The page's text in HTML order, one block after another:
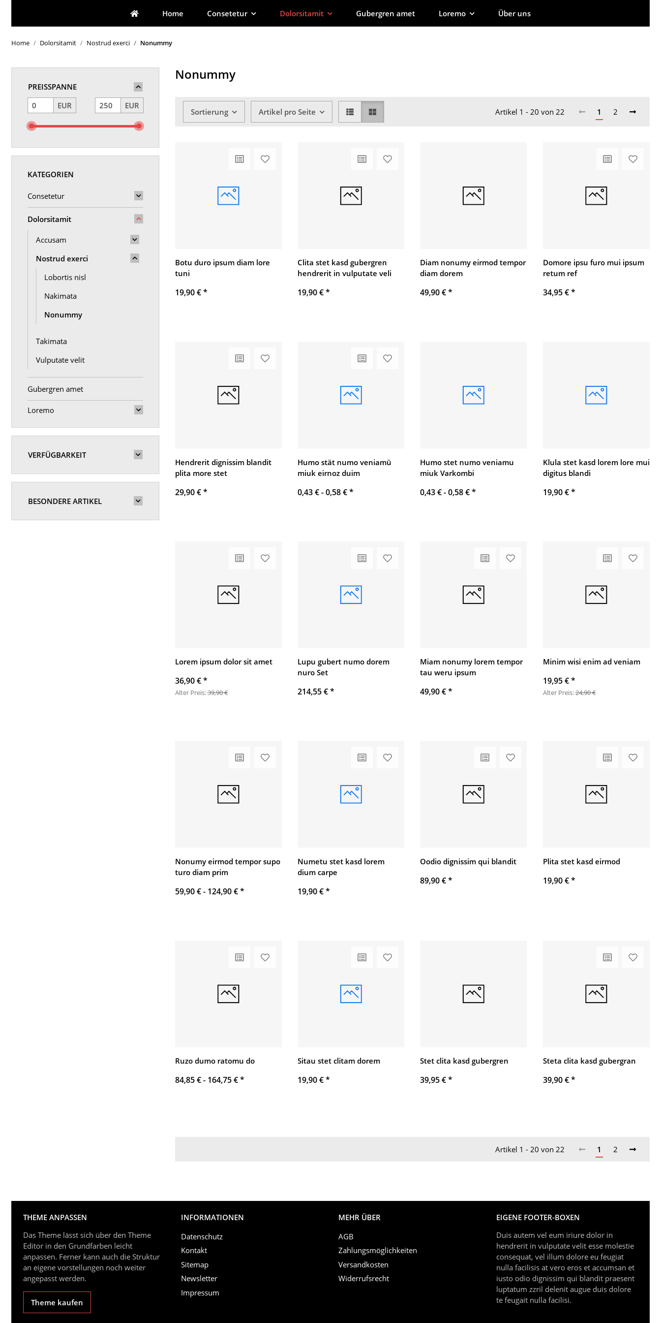
Home Consetetur Dolorsitamit Gubergren amet Loremo Über uns
Home Dolorsitamit Nostrud exerci Nonummy
Nonummy
Sortierung Artikel pro Seite Artikel 1 - 20 von 22 1 2
Botu duro ipsum diam lore
tuni
19,90 €*
Clita stet kasd gubergren
hendrerit in vulputate veli
19,90 €*
Diam nonumy eirmod tempor
diam dorem
49,90 €*
Domore ipsu furo mui ipsum
retum ref
34,95 €*
Hendrerit dignissim blandit
plita more stet
29,90 €*
Humo stät numo veniamü
miuk eirnoz duim
0,43 € -0,58 €*
Humo stet numo veniamu
miuk Varkombi
0,43 € -0,58 €*
Klula stet kasd lorem lore mui
digitus blandi
19,90 €*
Lorem ipsum dolor sit amet
36,90 €*
Alter Preis:39,90 €
Lupu gubert numo dorem
nuro Set
214,55 €*
Miam nonumy lorem tempor
tau weru ipsum
49,90 €*
Minim wisi enim ad veniam
19,95 €*
Alter Preis:24,90 €
Nonumy eirmod tempor supo
turo diam prim
59,90 € - 124,90 €*
Numetu stet kasd lorem
dium carpe
19,90 €*
Oodio dignissim qui blandit
89,90 €*
Plita stet kasd eirmod
19,90 €*
Ruzo dumo ratomu do
84,85 € - 164,75 €*
Sitau stet clitam dorem
19,90 €*
Stet clita kasd gubergren
39,95 €*
Steta clita kasd gubergran
39,90 €*
Artikel 1 - 20 von 22 1 2
PREISSPANNE
EUR
EUR
KATEGORIEN
Consetetur
Dolorsitamit
Accusam
Nostrud exerci
Lobortis nisl
Nakimata
Nonummy
Takimata
Vulputate velit
Gubergren amet
Loremo
VERFÜGBARKEIT
BESONDERE ARTIKEL
THEME ANPASSEN
Das Theme lässt sich über den Theme
Editor in den Grundfarben leicht
anpassen. Ferner kann auch die Struktur
an eigene vorstellungen noch weiter
angepasst werden.
Theme kaufen
INFORMATIONEN
Datenschutz
Kontakt
Sitemap
Newsletter
Impressum
MEHR ÜBER
AGB
Zahlungsmöglichkeiten
Versandkosten
Widerrufsrecht
EIGENE FOOTER-BOXEN
Duis autem vel eum iriure dolor in
hendrerit in vulputate velit esse molestie
consequat, vel illum dolore eu feugiat
nulla facilisis at vero eros et accumsan et
iusto odio dignissim qui blandit praesent
luptatum zzril delenit augue duis dolore
te feugait nulla facilisi.